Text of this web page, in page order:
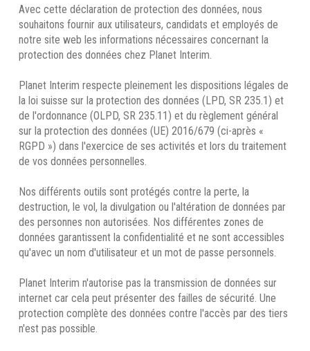
Avec cette déclaration de protection des données, nous
souhaitons fournir aux utilisateurs, candidats et employés de
notre site web les informations nécessaires concernant la
protection des données chez Planet Interim.
Planet Interim respecte pleinement les dispositions légales de
la loi suisse sur la protection des données (LPD, SR 235.1) et
de l'ordonnance (OLPD, SR 235.11) et du règlement général
sur la protection des données (UE) 2016/679 (ci-après «
RGPD ») dans l'exercice de ses activités et lors du traitement
de vos données personnelles.
Nos différents outils sont protégés contre la perte, la
destruction, le vol, la divulgation ou l'altération de données par
des personnes non autorisées. Nos différentes zones de
données garantissent la confidentialité et ne sont accessibles
qu'avec un nom d'utilisateur et un mot de passe personnels.
Planet Interim n'autorise pas la transmission de données sur
internet car cela peut présenter des failles de sécurité. Une
protection complète des données contre l'accès par des tiers
n'est pas possible.